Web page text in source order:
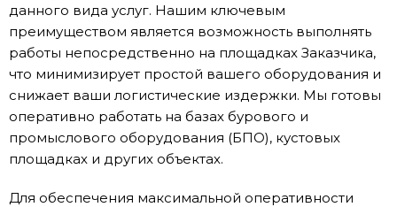
данного вида услуг. Нашим ключевым
преимуществом является возможность выполнять
работы непосредственно на площадках Заказчика,
что минимизирует простой вашего оборудования и
снижает ваши логистические издержки. Мы готовы
оперативно работать на базах бурового и
промыслового оборудования (БПО), кустовых
площадках и других объектах.
Для обеспечения максимальной оперативности